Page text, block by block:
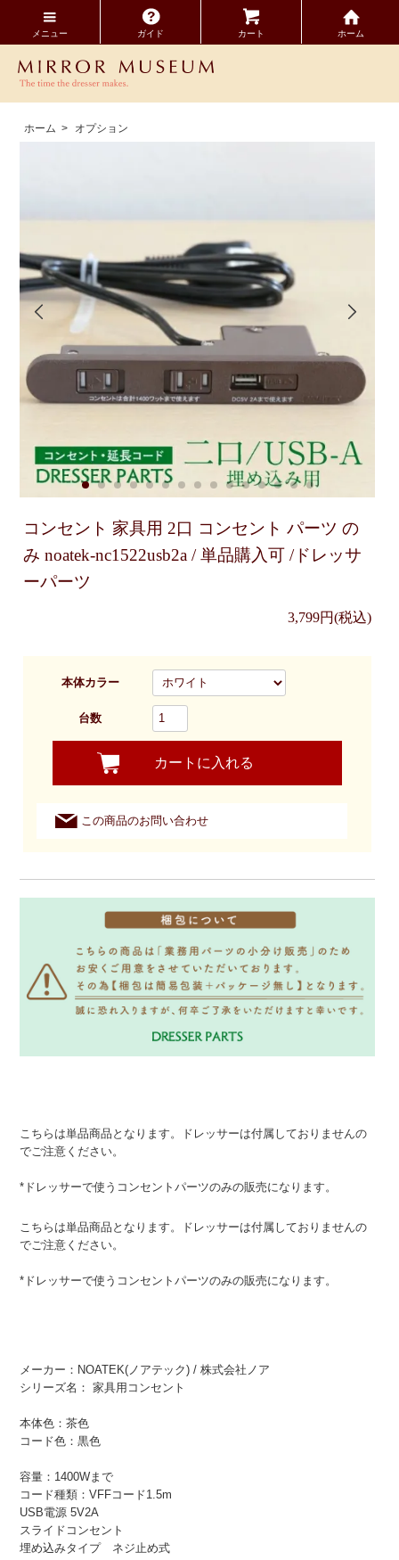
メニュー ガイド カート ホーム
ホーム > オプション
コンセント 家具用 2口 コンセント パーツ の
み noatek-nc1522usb2a / 単品購入可 /ドレッサ
ーパーツ
3,799円(税込)
本体カラー
台数
カートに入れる
この商品のお問い合わせ
こちらは単品商品となります。ドレッサーは付属しておりませんの
でご注意ください。
*ドレッサーで使うコンセントパーツのみの販売になります。
こちらは単品商品となります。ドレッサーは付属しておりませんの
でご注意ください。
*ドレッサーで使うコンセントパーツのみの販売になります。
メーカー：NOATEK(ノアテック) / 株式会社ノア
シリーズ名： 家具用コンセント
本体色：茶色
コード色：黒色
容量：1400Wまで
コード種類：VFFコード1.5m
USB電源 5V2A
スライドコンセント
埋め込みタイプ ネジ止め式